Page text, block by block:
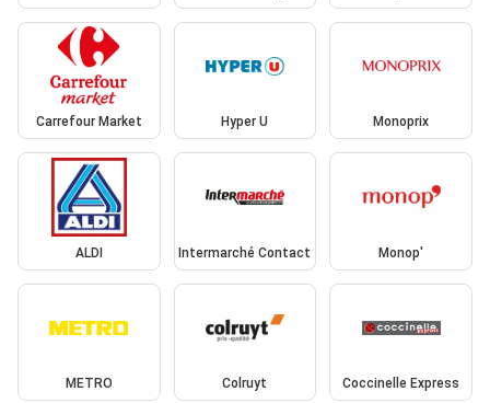
Carrefour Market Hyper U Monoprix
ALDI Intermarché Contact Monop'
METRO Colruyt Coccinelle Express